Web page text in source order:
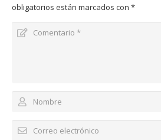
obligatorios están marcados con *